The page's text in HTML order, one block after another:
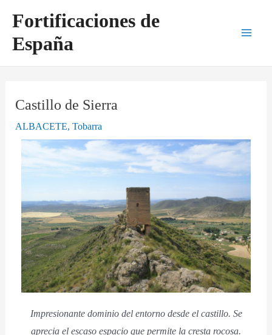
contenido
Fortificaciones de
España
Castillo de Sierra
ALBACETE,Tobarra
Impresionante dominio del entorno desde el castillo. Se
aprecia el escaso espacio que permite la cresta rocosa.
de
entradas